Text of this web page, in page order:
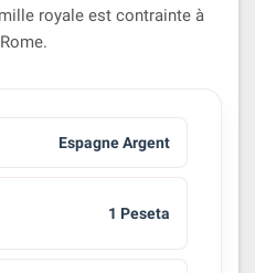
royale est contrainte à
Espagne Argent
1 Peseta